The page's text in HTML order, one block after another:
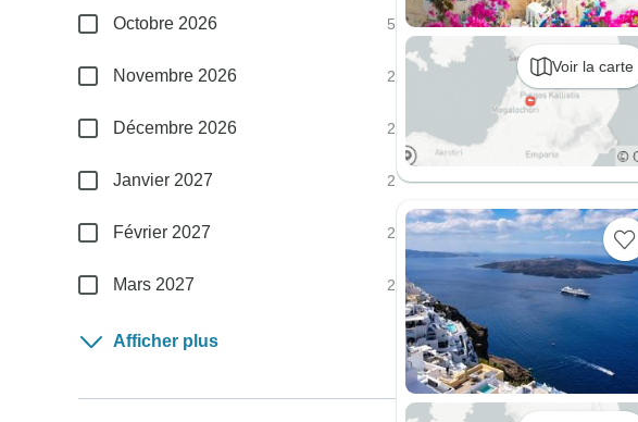
Voir la carte
Octobre 2026 5
Novembre 2026 2
Décembre 2026 2
Janvier 2027 2
Février 2027 2
Mars 2027 2
Afficher plus